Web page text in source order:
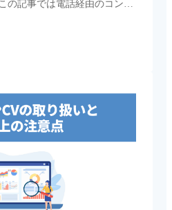
の記事では電話経由のコンバ
大まかな仕組みと計測を行う
法についてご紹介します。
ン […...